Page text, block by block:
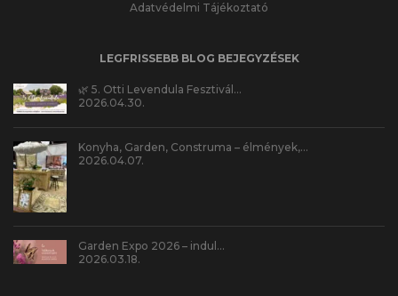
Adatvédelmi Tájékoztató
LEGFRISSEBB BLOG BEJEGYZÉSEK
🌿 5. Otti Levendula Fesztivál…
2026.04.30.
Konyha, Garden, Construma – élmények,…
2026.04.07.
Garden Expo 2026 – indul…
2026.03.18.